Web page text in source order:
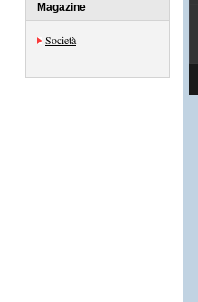
Magazine
Società